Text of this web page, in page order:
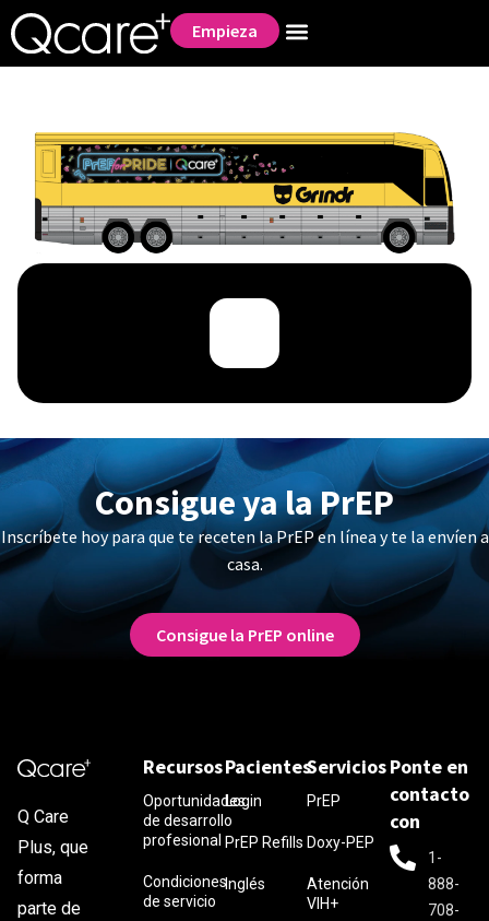
Empieza
Consigue ya la PrEP
Inscríbete hoy para que te receten la PrEP en línea y te la envíen a
casa.
Consigue la PrEP online
Q Care
Plus, que
forma
parte de
Recursos
Oportunidades
de desarrollo
profesional
Condiciones
de servicio
Pacientes
Login
PrEP Refills
Inglés
Servicios
PrEP
Doxy-PEP
Atención
VIH+
Ponte en
contacto
con
1-
888-
708-